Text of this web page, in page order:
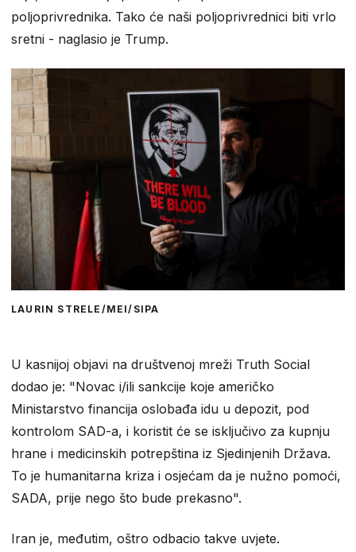
poljoprivrednika. Tako će naši poljoprivrednici biti vrlo
sretni - naglasio je Trump.
LAURIN STRELE/MEI/SIPA
U kasnijoj objavi na društvenoj mreži Truth Social
dodao je: "Novac i/ili sankcije koje američko
Ministarstvo financija oslobađa idu u depozit, pod
kontrolom SAD-a, i koristit će se isključivo za kupnju
hrane i medicinskih potrepština iz Sjedinjenih Država.
To je humanitarna kriza i osjećam da je nužno pomoći,
SADA, prije nego što bude prekasno".
Iran je, međutim, oštro odbacio takve uvjete.